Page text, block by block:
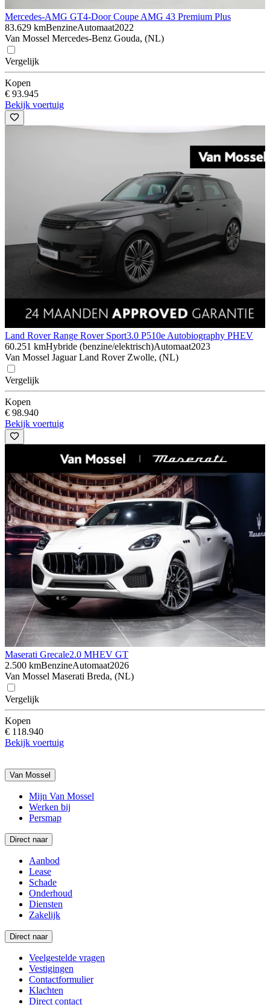
Mercedes-AMG GT4-Door Coupe AMG 43 Premium Plus
83.629 kmBenzineAutomaat2022
Van Mossel Mercedes-Benz Gouda, (NL)
Vergelijk
Kopen
€ 93.945
Bekijk voertuig
Land Rover Range Rover Sport3.0 P510e Autobiography PHEV
60.251 kmHybride (benzine/elektrisch)Automaat2023
Van Mossel Jaguar Land Rover Zwolle, (NL)
Vergelijk
Kopen
€ 98.940
Bekijk voertuig
Maserati Grecale2.0 MHEV GT
2.500 kmBenzineAutomaat2026
Van Mossel Maserati Breda, (NL)
Vergelijk
Kopen
€ 118.940
Bekijk voertuig
Van Mossel
Mijn Van Mossel
Werken bij
Persmap
Direct naar
Aanbod
Lease
Schade
Onderhoud
Diensten
Zakelijk
Direct naar
Veelgestelde vragen
Vestigingen
Contactformulier
Klachten
Direct contact